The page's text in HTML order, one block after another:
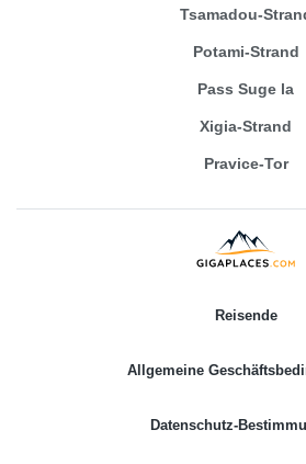
Tsamadou-
Potami-Strand
Pass Suge la
Xigia-Strand
Pravice-Tor
Reisende
Allgemeine
Datenschutz-